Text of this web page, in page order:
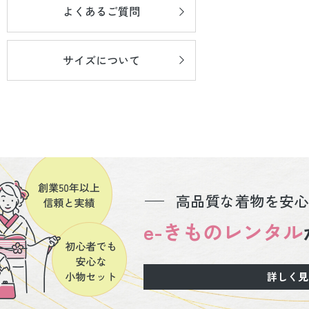
よくあるご質問
サイズについて
高品質な着物を安
e-きものレンタル
詳しく